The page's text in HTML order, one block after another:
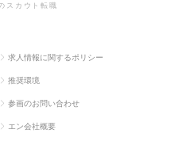
スカウト転職
求人情報に関するポリシー
推奨環境
参画のお問い合わせ
エン会社概要